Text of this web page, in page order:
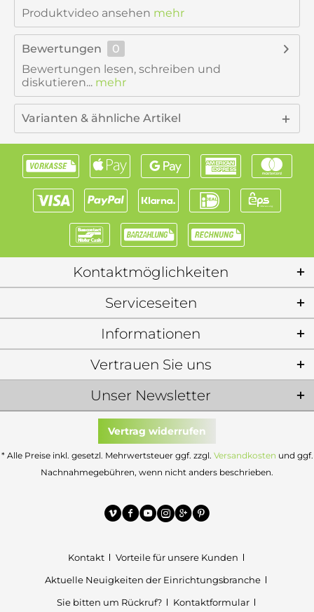
Produktvideo ansehen mehr
Bewertungen
0
Bewertungen lesen, schreiben und
diskutieren... mehr
Varianten & ähnliche Artikel
Kontaktmöglichkeiten
Serviceseiten
Informationen
Unser Newsletter
Vertrauen Sie uns
Vertrag widerrufen
* Alle Preise inkl. gesetzl. Mehrwertsteuer ggf. zzgl. Versandkosten und ggf.
Nachnahmegebühren, wenn nicht anders beschrieben.
Kontakt
Vorteile für unsere Kunden
Aktuelle Neuigkeiten der Einrichtungsbranche
Sie bitten um Rückruf?
Kontaktformular